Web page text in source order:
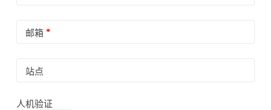
邮箱*
站点
人机验证